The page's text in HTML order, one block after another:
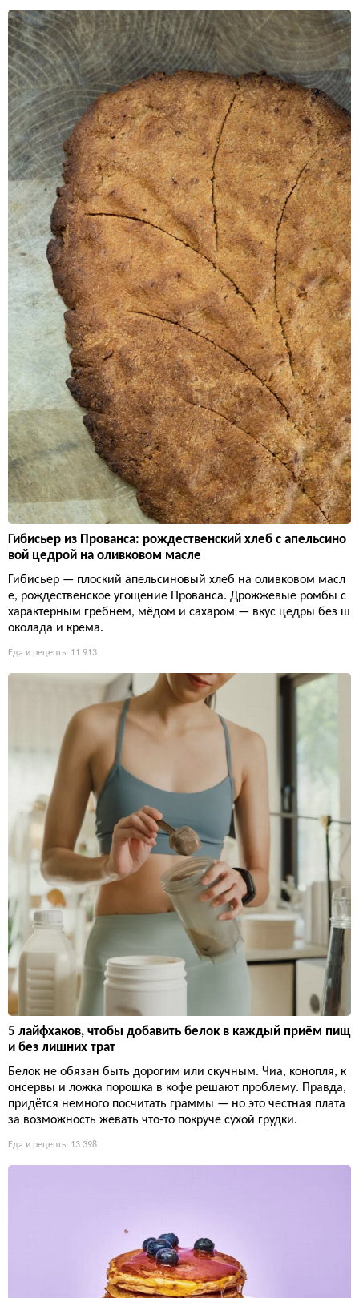
Гибисьер из Прованса: рождественский хлеб с апельсино
вой цедрой на оливковом масле
Гибисьер — плоский апельсиновый хлеб на оливковом масл
е, рождественское угощение Прованса. Дрожжевые ромбы с
характерным гребнем, мёдом и сахаром — вкус цедры без ш
околада и крема.
Еда и рецепты 11 913
5 лайфхаков, чтобы добавить белок в каждый приём пищ
и без лишних трат
Белок не обязан быть дорогим или скучным. Чиа, конопля, к
онсервы и ложка порошка в кофе решают проблему. Правда,
придётся немного посчитать граммы — но это честная плата
за возможность жевать что-то покруче сухой грудки.
Еда и рецепты 13 398